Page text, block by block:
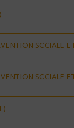
SOCIALE
SOCIALE